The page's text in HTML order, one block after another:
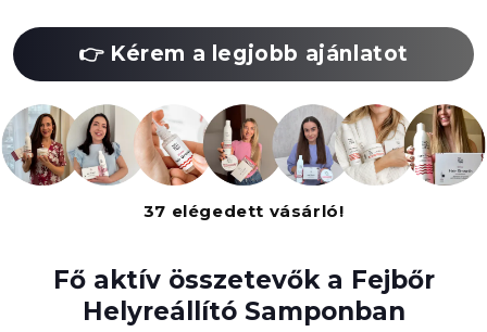
👉 Kérem a legjobb ajánlatot
37 elégedett vásárló!
Fő aktív összetevők a Fejbőr
Helyreállító Samponban